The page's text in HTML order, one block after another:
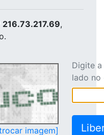
216.73.217.69,
imagem]
Digite
lado no